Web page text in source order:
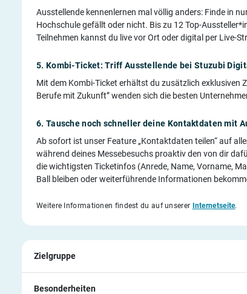
Ausstellende kennenlernen mal völlig anders: Finde in
Hochschule gefällt oder nicht. Bis zu 12 Top-
Teilnehmen kannst du live vor Ort oder digital per Live-
5. Kombi-Ticket: Triff Ausstellende bei Stuzubi
Mit dem Kombi-Ticket erhältst du zusätzlich exklusiven
Berufe mit Zukunft” wenden sich die besten
6. Tausche noch schneller deine Kontaktdaten mit
Ab sofort ist unser Feature „Kontaktdaten teilen“ auf
während deines Messebesuchs proaktiv den von dir
die wichtigsten Ticketinfos (Anrede, Name, Vorname,
Ball bleiben oder weiterführende Informationen
Weitere Informationen findest du auf unserer Internetseite.
Zielgruppe
Besonderheiten